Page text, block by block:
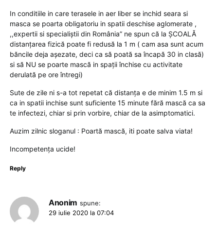
In conditiile in care terasele in aer liber se inchid seara si
masca se poarta obligatoriu in spatii deschise aglomerate ,
,,expertii si specialiștii din România” ne spun că la ȘCOALĂ
distanțarea fizică poate fi redusă la 1 m ( cam asa sunt acum
băncile deja așezate, deci ca să poată sa încapă 30 in clasă)
si să NU se poarte mască in spații închise cu activitate
derulată pe ore întregi)
Sute de zile ni s-a tot repetat că distanța e de minim 1.5 m si
ca in spatii inchise sunt suficiente 15 minute fără mască ca sa
te infectezi, chiar si prin vorbire, chiar de la asimptomatici.
Auzim zilnic sloganul : Poartă mască, iti poate salva viata!
Incompetența ucide!
Reply
Anonim spune:
29 iulie 2020 la 07:04